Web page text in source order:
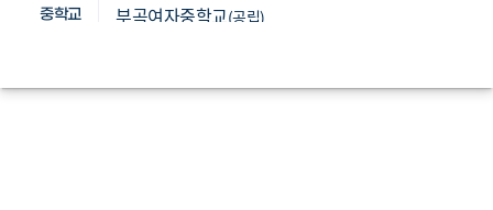
중학교 부곡여자중학교(공립)
부곡중학교